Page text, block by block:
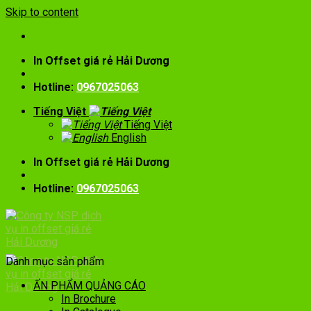
Skip to content
In Offset giá rẻ Hải Dương
Hotline: 0967025063
Tiếng Việt
Tiếng Việt
English
In Offset giá rẻ Hải Dương
Hotline: 0967025063
Danh mục sản phẩm
ẤN PHẨM QUẢNG CÁO
In Brochure